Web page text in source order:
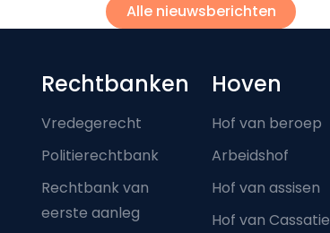
Alle nieuwsberichten
Footer-menu
Rechtbanken
Vredegerecht
Politierechtbank
Rechtbank van
eerste aanleg
Hoven
Hof van beroep
Arbeidshof
Hof van assisen
Hof van Cassatie